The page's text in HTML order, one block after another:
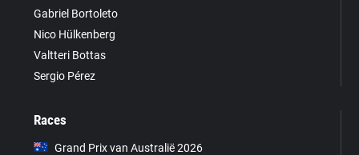
Gabriel Bortoleto
Nico Hülkenberg
Valtteri Bottas
Sergio Pérez
Races
Grand Prix van Australië 2026